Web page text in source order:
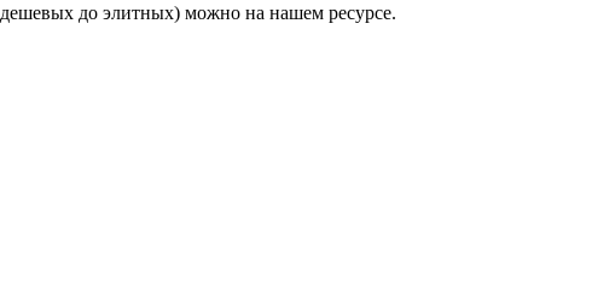
до элитных) можно на нашем ресурсе.